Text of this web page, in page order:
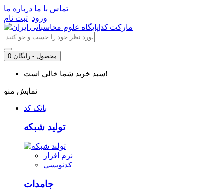
تماس با ما درباره ما
ورود ثبت نام
0 محصول - رایگان
سبد خرید شما خالی است!
نمایش منو
بانک کد
تولید شبکه
نرم افزار
کدنویسی
جامدات